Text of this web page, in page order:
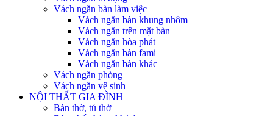
Vách ngăn bàn làm việc
Vách ngăn bàn khung nhôm
Vách ngăn trên mặt bàn
Vách ngăn hòa phát
Vách ngăn bàn fami
Vách ngăn bàn khác
Vách ngăn phòng
Vách ngăn vệ sinh
NỘI THẤT GIA ĐÌNH
Bàn thờ, tủ thờ